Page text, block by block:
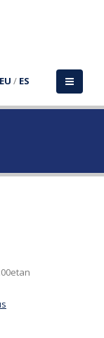
EU / ES